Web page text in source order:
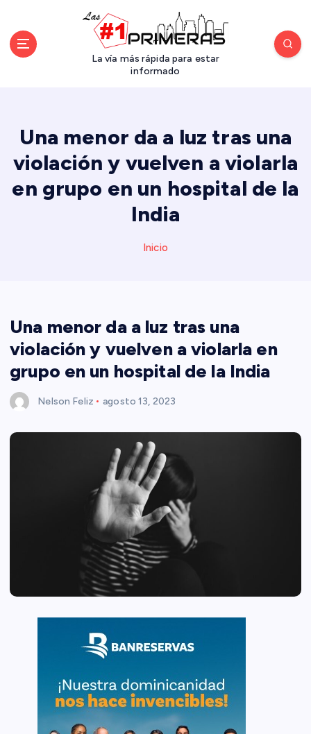
La vía más rápida para estar
informado
Una menor da a luz tras una
violación y vuelven a violarla
en grupo en un hospital de la
India
Inicio
Una menor da a luz tras una
violación y vuelven a violarla en
grupo en un hospital de la India
Nelson Feliz agosto 13, 2023